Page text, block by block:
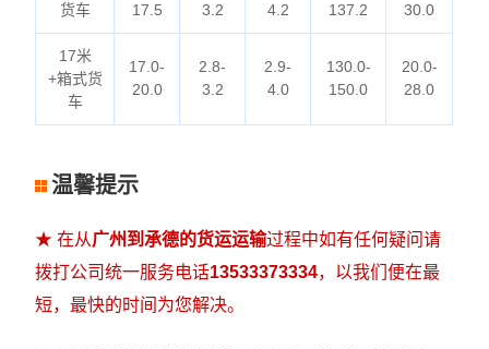
货车
17.5
3.2
4.2
137.2
30.0
17米
+箱式货
车
17.0-
20.0
2.8-
3.2
2.9-
4.0
130.0-
150.0
20.0-
28.0
温馨提示
★ 在从广州到承德的货运运输过程中如有任何疑问请
拨打公司统一服务电话13533373334，以我们便在最
短，最快的时间为您解决。